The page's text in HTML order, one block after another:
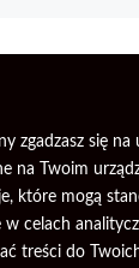
© 2026 |
zgadzasz się
na Twoim
które mogą
w celach
treści do